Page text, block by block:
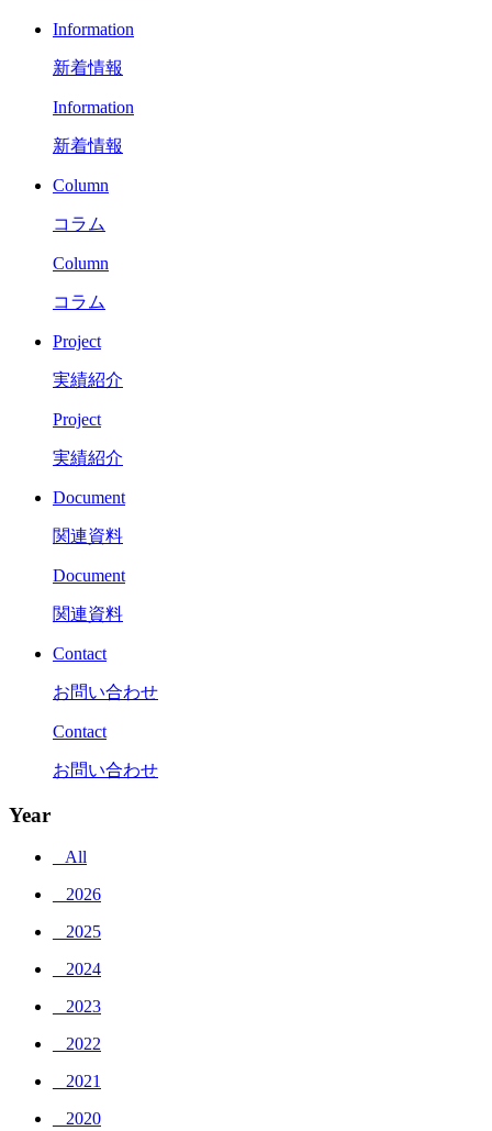
Information
新着情報
Information
新着情報
Column
コラム
Column
コラム
Project
実績紹介
Project
実績紹介
Document
関連資料
Document
関連資料
Contact
お問い合わせ
Contact
お問い合わせ
Year
_ All
_ 2026
_ 2025
_ 2024
_ 2023
_ 2022
_ 2021
_ 2020